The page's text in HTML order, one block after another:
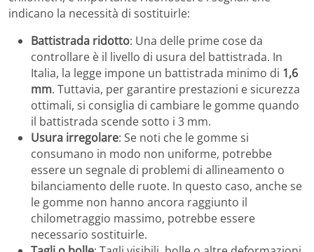
indicano la necessità di sostituirle:
Battistrada ridotto: Una delle prime cose da
controllare è il livello di usura del battistrada. In
Italia, la legge impone un battistrada minimo di 1,6
mm. Tuttavia, per garantire prestazioni e sicurezza
ottimali, si consiglia di cambiare le gomme quando
il battistrada scende sotto i 3 mm.
Usura irregolare: Se noti che le gomme si
consumano in modo non uniforme, potrebbe
essere un segnale di problemi di allineamento o
bilanciamento delle ruote. In questo caso, anche se
le gomme non hanno ancora raggiunto il
chilometraggio massimo, potrebbe essere
necessario sostituirle.